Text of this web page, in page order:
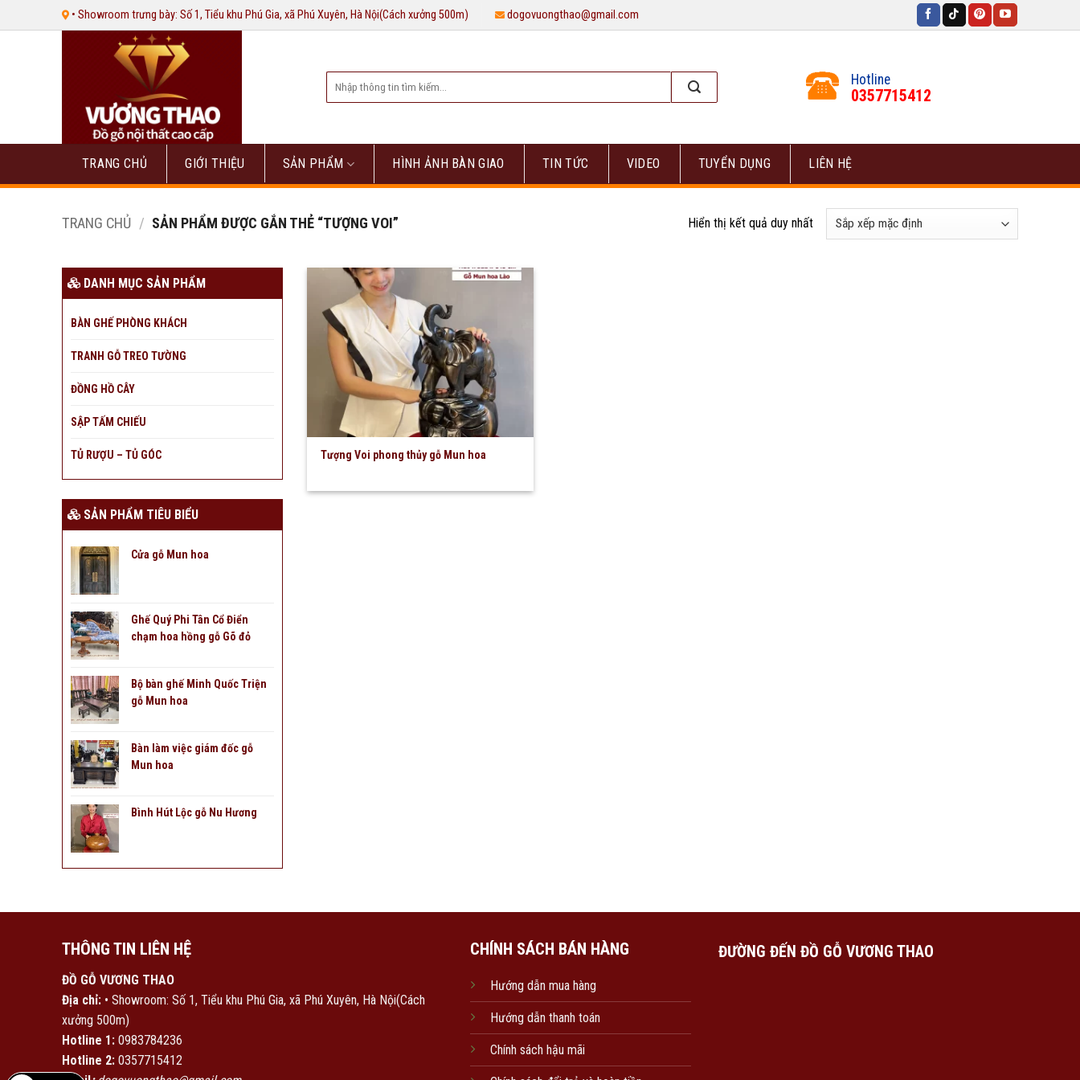
qua
• Showroom trưng bày: Số 1, Tiểu khu Phú Gia, xã Phú Xuyên, Hà Nội(Cách xưởng 500m) dogovuongthao@gmail.com
kiếm:
Hotline
0357715412
TRANG CHỦ GIỚI THIỆU SẢN PHẨM HÌNH ẢNH BÀN GIAO TIN TỨC VIDEO TUYỂN DỤNG LIÊN HỆ
TRANG CHỦ / SẢN PHẨM ĐƯỢC GẮN THẺ “TƯỢNG VOI” Hiển thị kết quả duy nhất
DANH MỤC SẢN PHẨM
BÀN GHẾ PHÒNG KHÁCH
TRANH GỖ TREO TƯỜNG
ĐỒNG HỒ CÂY
SẬP TẤM CHIẾU
TỦ RƯỢU – TỦ GÓC
SẢN PHẨM TIÊU BIỂU
Cửa gỗ Mun hoa
Ghế Quý Phi Tân Cổ Điển
chạm hoa hồng gỗ Gõ đỏ
Bộ bàn ghế Minh Quốc Triện
gỗ Mun hoa
Bàn làm việc giám đốc gỗ
Mun hoa
Bình Hút Lộc gỗ Nu Hương
Tượng Voi phong thủy gỗ Mun hoa
THÔNG TIN LIÊN HỆ
ĐỒ GỖ VƯƠNG THAO
Địa chỉ: • Showroom: Số 1, Tiểu khu Phú Gia, xã Phú Xuyên, Hà Nội(Cách
xưởng 500m)
Hotline 1: 0983784236
Hotline 2: 0357715412
CHÍNH SÁCH BÁN HÀNG
Hướng dẫn mua hàng
Hướng dẫn thanh toán
Chính sách hậu mãi
ĐƯỜNG ĐẾN ĐỒ GỖ VƯƠNG THAO